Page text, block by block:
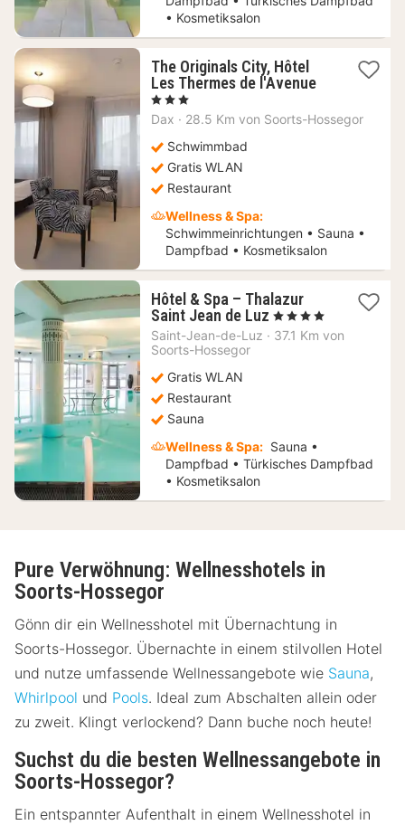
• Kosmetiksalon
The Originals City, Hôtel
Les Thermes de l'Avenue1
ab
88,77
, 3 Sterne
Dax · 28.5 Km von Soorts-Hossegor
Schwimmbad
Gratis WLAN
Restaurant
Wellness & Spa:
Schwimmeinrichtungen • Sauna •
Dampfbad • Kosmetiksalon
Hôtel & Spa – Thalazur
Saint Jean de Luz 1
Nacht
, 4 Sterne
Saint-Jean-de-Luz · 37.1 Km von
Soorts-Hossegor
Gratis WLAN
Restaurant
Sauna
Wellness & Spa: Sauna •
Dampfbad • Türkisches Dampfbad
• Kosmetiksalon
Pure Verwöhnung: Wellnesshotels in
Soorts-Hossegor
Gönn dir ein Wellnesshotel mit Übernachtung in
Soorts-Hossegor. Übernachte in einem stilvollen Hotel
und nutze umfassende Wellnessangebote wie Sauna,
Whirlpool und Pools. Ideal zum Abschalten allein oder
zu zweit. Klingt verlockend? Dann buche noch heute!
Suchst du die besten Wellnessangebote in
Soorts-Hossegor?
Ein entspannter Aufenthalt in einem Wellnesshotel in